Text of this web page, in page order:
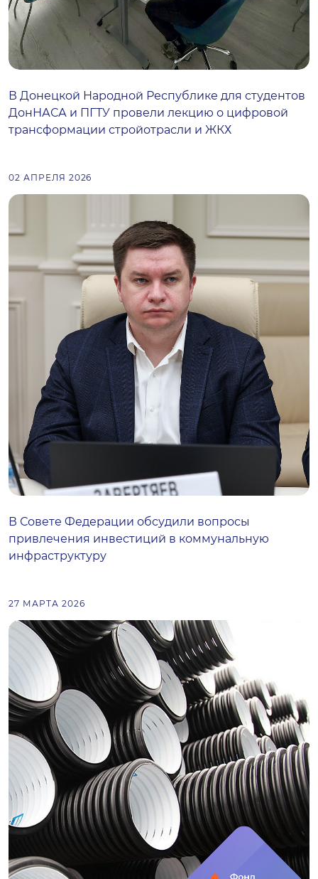
В Донецкой Народной Республике для студентов
ДонНАСА и ПГТУ провели лекцию о цифровой
трансформации стройотрасли и ЖКХ
02 АПРЕЛЯ 2026
В Совете Федерации обсудили вопросы
привлечения инвестиций в коммунальную
инфраструктуру
27 МАРТА 2026